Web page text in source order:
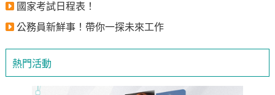
國家考試日程表！
公務員新鮮事！帶你一探未來工作
熱門活動